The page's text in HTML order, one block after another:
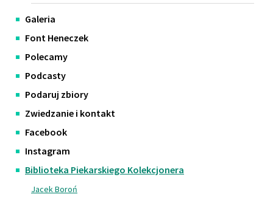
Galeria
Font Heneczek
Polecamy
Podcasty
Podaruj zbiory
Zwiedzanie i kontakt
Facebook
Instagram
Biblioteka Piekarskiego Kolekcjonera
Jacek Boroń